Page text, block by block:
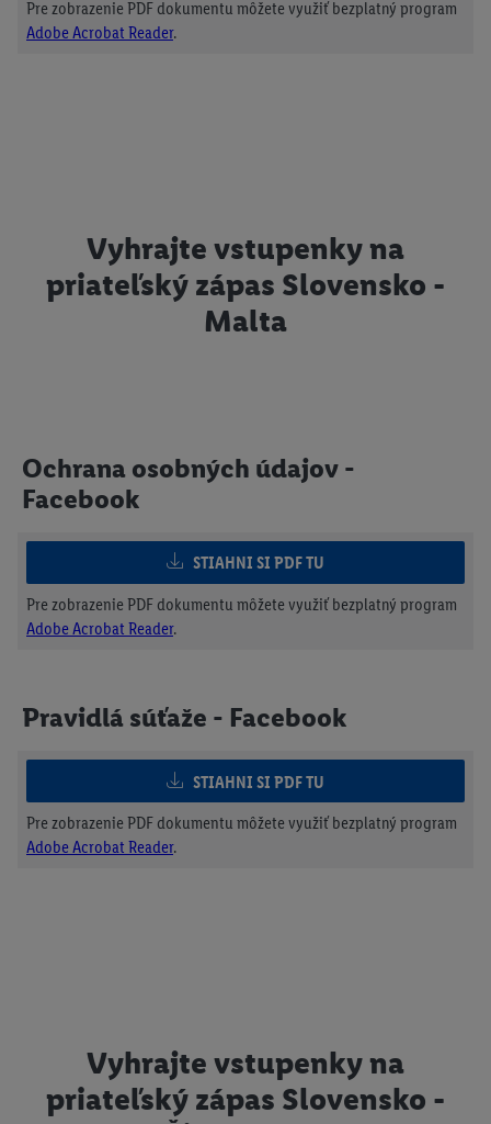
Pre zobrazenie PDF dokumentu môžete využiť bezplatný program
Adobe Acrobat Reader.
Vyhrajte vstupenky na
priateľský zápas Slovensko -
Malta
Ochrana osobných údajov -
Facebook
STIAHNI SI PDF TU
Pre zobrazenie PDF dokumentu môžete využiť bezplatný program
Adobe Acrobat Reader.
Pravidlá súťaže - Facebook
STIAHNI SI PDF TU
Pre zobrazenie PDF dokumentu môžete využiť bezplatný program
Adobe Acrobat Reader.
Vyhrajte vstupenky na
priateľský zápas Slovensko -